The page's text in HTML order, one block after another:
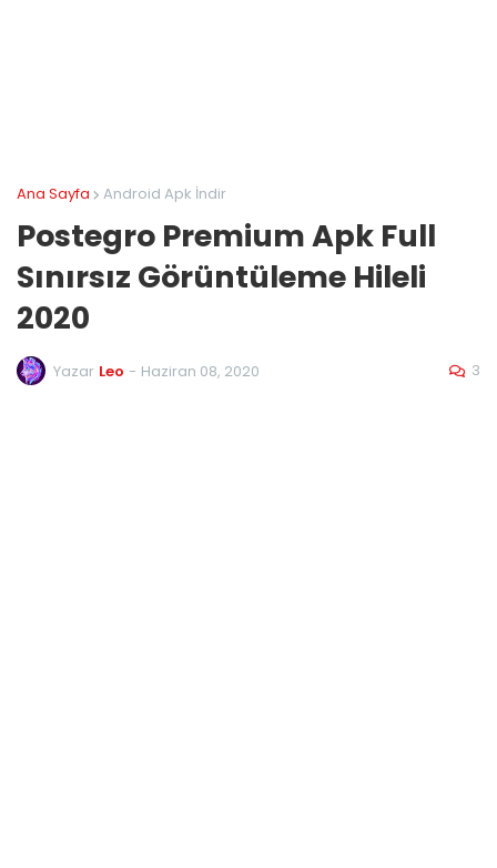
Ana Sayfa Android Apk İndir
Postegro Premium Apk Full
Sınırsız Görüntüleme Hileli
2020
Yazar Leo - Haziran 08, 2020 3